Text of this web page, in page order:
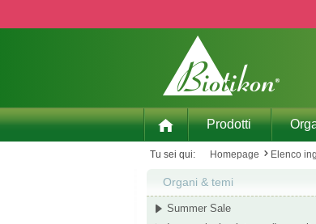
Prodotti
Tu sei qui: Homepage Elenco
Organi & temi
Summer Sale